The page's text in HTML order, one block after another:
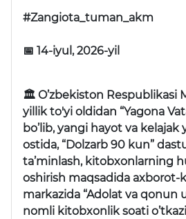
#Zangiota_tuman_akm
📅 14-iyul, 2026-yil
🏛 O’zbekiston Respublikasi
yillik to'yi oldidan “Yagona
bo’lib, yangi hayot va kelajak
ostida, “Dolzarb 90 kun”
ta’minlash, kitobxonlarning
oshirish maqsadida
markazida “Adolat va qonun
nomli kitobxonlik soati